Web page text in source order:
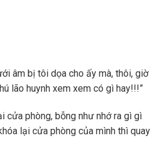
âm bị tôi dọa cho ấy mà, thôi, giờ
lão huynh xem xem có gì hay!!!”
cửa phòng, bỗng như nhớ ra gì gì
lại cửa phòng của mình thì quay